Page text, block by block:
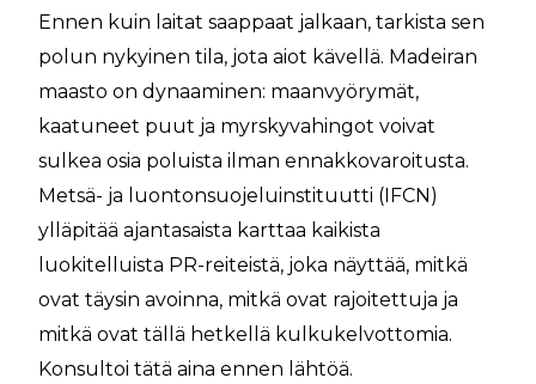
Ennen kuin laitat saappaat jalkaan, tarkista sen
polun nykyinen tila, jota aiot kävellä. Madeiran
maasto on dynaaminen: maanvyörymät,
kaatuneet puut ja myrskyvahingot voivat
sulkea osia poluista ilman ennakkovaroitusta.
Metsä- ja luontonsuojeluinstituutti (IFCN)
ylläpitää ajantasaista karttaa kaikista
luokitelluista PR-reiteistä, joka näyttää, mitkä
ovat täysin avoinna, mitkä ovat rajoitettuja ja
mitkä ovat tällä hetkellä kulkukelvottomia.
Konsultoi tätä aina ennen lähtöä.